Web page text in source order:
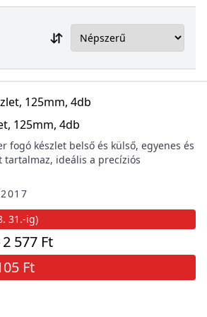
125mm, 4db
fogó készlet belső és külső, egyenes és
ideális a precíziós
31.-ig)
2 577 Ft
Ft